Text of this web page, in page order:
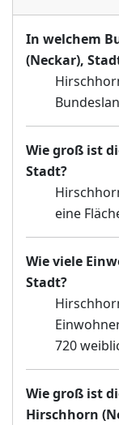
In welchem
(Neckar),
Wie groß ist
Stadt?
eine
Wie viele
Stadt?
720
Wie groß ist
Hirschhorn